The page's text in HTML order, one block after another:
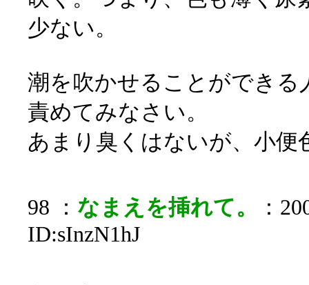
少ない。
潮を吹かせることができる
責めてみなさい。
あまり臭くはないが、小便
98 ： なまえを挿れて。
：
ID:sInzN1hJ